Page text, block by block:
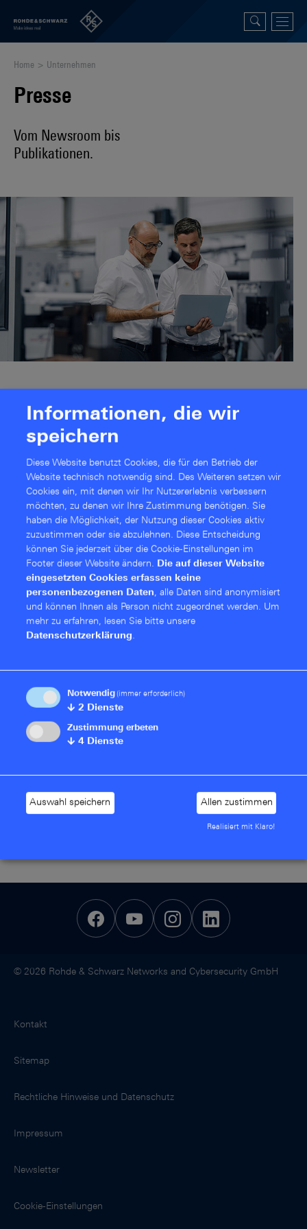
Home Unternehmen
Presse
Vom Newsroom bis
Publikationen.
Newsroom
Der R&S Networks and Cybersecurity Newsroom enthält
aktuelle Presseinformationen, Pressebilder,
Presseberichte sowie Blogbeiträge und Social-Media
Posts von Rohde & Schwarz Networks and Cybersecurity.
Zum R&S Networks and Cybersecurity Newsroom
Sie sind auf der Suche nach einem bestimmten
Dokument? Auf dieser Seite haben wir unsere
Veröffentlichungen übersichtlich für Sie aufbereitet.
Zum unseren Publikationen
© 2026 Rohde & Schwarz Networks and Cybersecurity GmbH
Kontakt
Sitemap
Rechtliche Hinweise und Datenschutz
Impressum
Newsletter
Cookie-Einstellungen
Informationen, die wir
speichern
Diese Website benutzt Cookies, die für den Betrieb der
Website technisch notwendig sind. Des Weiteren setzen wir
Cookies ein, mit denen wir Ihr Nutzererlebnis verbessern
möchten, zu denen wir Ihre Zustimmung benötigen. Sie
haben die Möglichkeit, der Nutzung dieser Cookies aktiv
zuzustimmen oder sie abzulehnen. Diese Entschei­dung
können Sie jederzeit über die Cookie-Einstellungen im
Footer dieser Website ändern. Die auf dieser Website
eingesetzten Cookies erfassen keine
personenbezogenen Daten, alle Daten sind anonymisiert
und können Ihnen als Person nicht zugeordnet werden. Um
mehr zu erfahren, lesen Sie bitte unsere
Datenschutzerklärung.
Notwendig (immer erforderlich)
↓ 2 Dienste
Zustimmung erbeten
↓ 4 Dienste
Auswahl speichern Allen zustimmen
Realisiert mit Klaro!